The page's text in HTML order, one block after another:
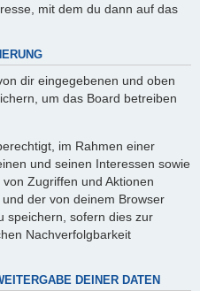
mit dem du dann auf das
dir eingegebenen und oben
um das Board betreiben
im Rahmen einer
und seinen Interessen sowie
Zugriffen und Aktionen
der von deinem Browser
speichern, sofern dies zur
Nachverfolgbarkeit
DEINER DATEN